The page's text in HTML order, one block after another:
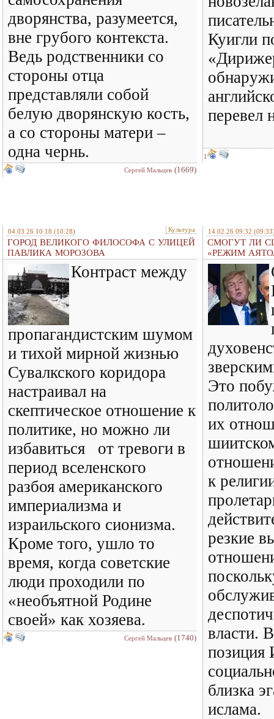
дворянства, разумеется,
вне грубого контекста.
Ведь родственники со
стороны отца
представляли собой
белую дворянскую кость,
а со стороны матери –
одна чернь.
Сергей Мальцев (1669)
Куигли
перевел
1
04.03.26 10:18 (10:28) Культура
ГОРОД ВЕЛИКОГО ФИЛОСОФА С УЛИЦЕЙ
ПАВЛИКА МОРОЗОВА
Контраст между
пропагандистским шумом
и тихой мирной жизнью
Сувалкского коридора
настраивал на
скептическое отношение к
политике, но можно ли
избавиться от тревоги в
период вселенского
разбоя американского
империализма и
израильского сионизма.
Кроме того, ушло то
время, когда советские
люди проходили по
«необъятной Родине
своей» как хозяева.
Сергей Мальцев (1740)
14.02.26 09:32
СМОГУТ ЛИ
«РЕЖИМ
Это
их
к
резкие
власти.
позиция
близка
ислама.